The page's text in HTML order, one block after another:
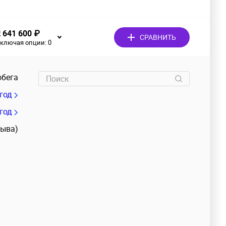
641 600 ₽
опции:0
СРАВНИТЬ